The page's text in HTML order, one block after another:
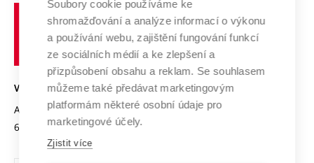
Výzkumné infrastruktury
Transfer znalostí
Open Science
Projekty
Projekty ze strukturálních fondů
Specifický výzkum
Spolupráce se školami
Mezinárodní dohody
Univerzitní sítě
Udržitelná univerzita
Podnikavá univerzita / ContriBUTe
Bezpečná univerzita
Vyznamenání
Organizační struktura
učení
technické
Brně
VYSOKÉ UČENÍ TECHNICKÉ V BRNĚ
Antonínská 548/1
602 00 Brno
www.vut.cz
vut@vutbr.cz
Soubory cookie používáme ke
shromažďování a analýze informací o výkonu
a používání webu, zajištění fungování funkcí
ze sociálních médií a ke zlepšení a
přizpůsobení obsahu a reklam. Se souhlasem
můžeme také předávat marketingovým
platformám některé osobní údaje pro
marketingové účely.
Zjistit více